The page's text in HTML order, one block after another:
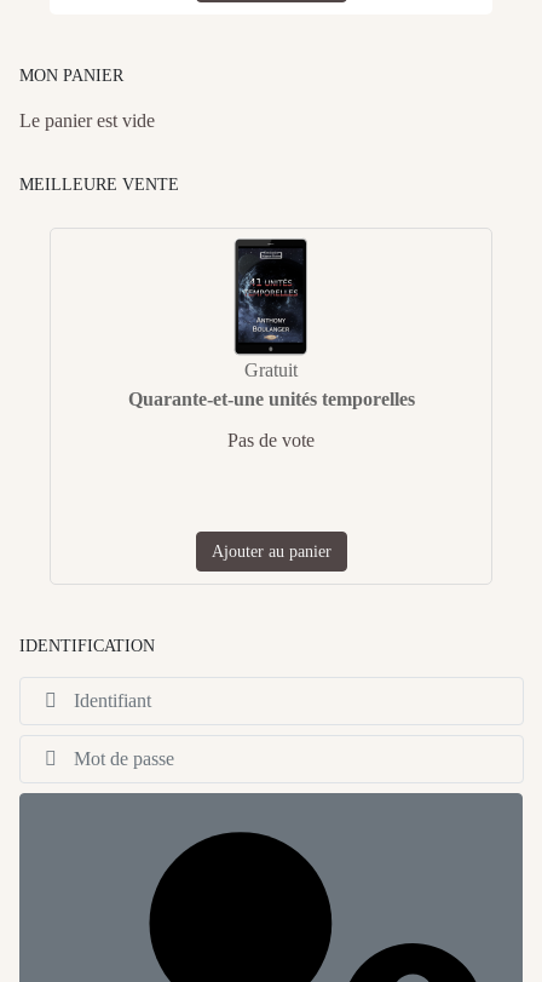
MON PANIER
Le panier est vide
MEILLEURE VENTE
Gratuit
Quarante-et-une unités temporelles
Pas de vote
Ajouter au panier
IDENTIFICATION